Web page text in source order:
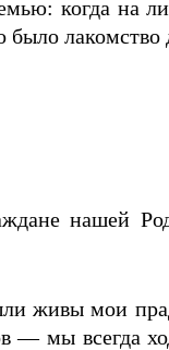
когда на
лакомство
нашей
живы мои
— мы всегда